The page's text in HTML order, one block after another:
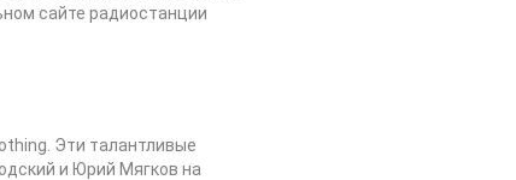
сайте радиостанции
Эти талантливые
и Юрий Мягков на